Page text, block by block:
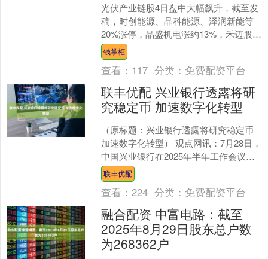
光伏产业链股4日盘中大幅飙升，截至发
稿，时创能源、晶科能源、泽润新能等
20%涨停，晶盛机电涨约13%，禾迈股份
涨超6%。 消息面上，有市场传闻称，马
斯克团队近期....
钱掌柜
查看： 117 分类： 免费配资平台
联丰优配 兴业银行透露将研
究稳定币 加速数字化转型
（原标题：兴业银行透露将研究稳定币
加速数字化转型） 观点网讯：7月28日，
中国兴业银行在2025年半年工作会议上
透露将研究稳定币，以拥抱科技变革和
加速数字化转....
联丰优配
查看：224 分类： 免费配资平台
融合配资 中富电路：截至
2025年8月29日股东总户数
为268362户